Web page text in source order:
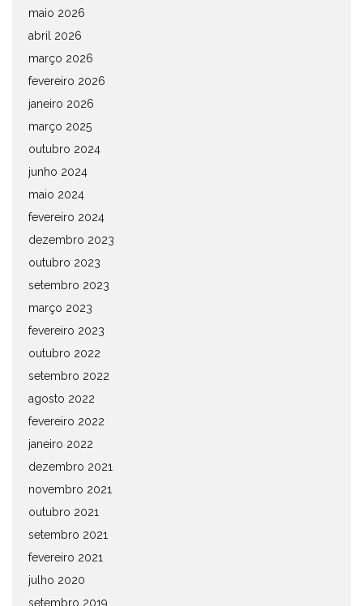
maio 2026
abril 2026
março 2026
fevereiro 2026
janeiro 2026
março 2025
outubro 2024
junho 2024
maio 2024
fevereiro 2024
dezembro 2023
outubro 2023
setembro 2023
março 2023
fevereiro 2023
outubro 2022
setembro 2022
agosto 2022
fevereiro 2022
janeiro 2022
dezembro 2021
novembro 2021
outubro 2021
setembro 2021
fevereiro 2021
julho 2020
setembro 2019